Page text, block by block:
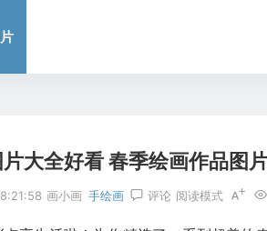
大全好看 春季绘画作品图
画小画 手绘画 评论 阅读模式